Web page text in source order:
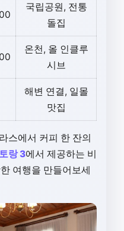
국립공원, 전통
돌집
온천, 올 인클루
시브
해변 연결, 일몰
맛집
스에서 커피 한 잔의
랑 3에서 제공하는 비
여행을 만들어보세